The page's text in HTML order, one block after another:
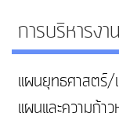
การบริหารงาน
แผนยุทธศาสตร์
แผนและความก้า